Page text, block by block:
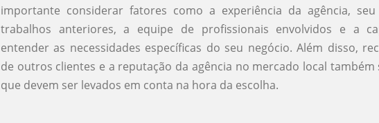
importante considerar fatores como a experiência da agência,
trabalhos anteriores, a equipe de profissionais envolvidos e a
entender as necessidades específicas do seu negócio. Além disso,
de outros clientes e a reputação da agência no mercado local também
que devem ser levados em conta na hora da escolha.